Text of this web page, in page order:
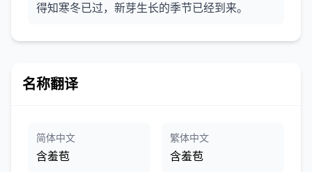
得知寒冬已过，新芽生长的季节已经到来。
名称翻译
简体中文
含羞苞
繁体中文
含羞苞